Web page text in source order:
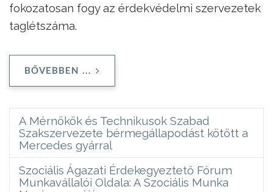
fokozatosan fogy az érdekvédelmi szervezetek
taglétszáma.
BŐVEBBEN ...
A Mérnökök és Technikusok Szabad
Szakszervezete bérmegállapodást kötött a
Mercedes gyárral
Szociális Ágazati Érdekegyeztető Fórum
Munkavállalói Oldala: A Szociális Munka